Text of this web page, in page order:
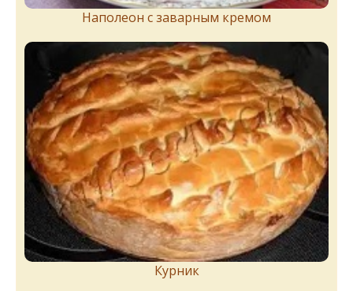
Наполеон с заварным кремом
Курник